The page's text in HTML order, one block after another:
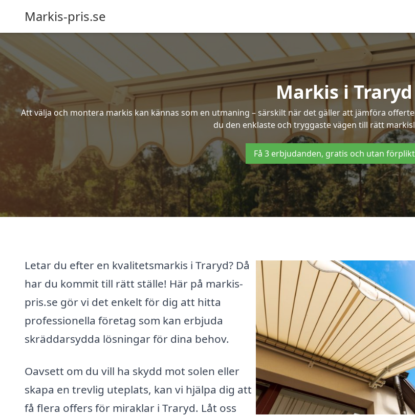
Markis-pris.se
Markis i Traryd
Att välja och montera markis kan kännas som en utmaning – särskilt när det gäller att jämföra
du den enklaste och tryggaste vägen till rätt
Få 3 erbjudanden, gratis och utan
Letar du efter en kvalitetsmarkis i Traryd? Då
har du kommit till rätt ställe! Här på markis-
pris.se gör vi det enkelt för dig att hitta
professionella företag som kan erbjuda
skräddarsydda lösningar för dina behov.
Oavsett om du vill ha skydd mot solen eller
skapa en trevlig uteplats, kan vi hjälpa dig att
få flera offers för miraklar i Traryd. Låt oss